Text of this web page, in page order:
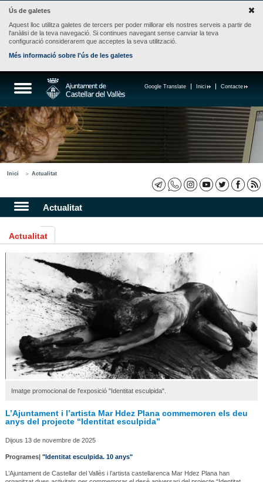
Ús de galetes
Aquest lloc utilitza galetes de tercers per poder millorar els nostres serveis a partir de
l'anàlisi de la teva navegació. Si continues navegant sense canviar la teva
configuració considerarem que acceptes la seva utilització.
Més informació sobre l'ús de les galetes
Contacte
Inici
Google Translate
Inici Actualitat
Actualitat
Actualitat
Imatge promocional de l'exposició "Identitat esculpida".
L’Ajuntament i l’artista Mar Hdez Plana commemoren els deu
anys del projecte “Identitat esculpida”
Dijous 13 de novembre de 2025
Programes| "Identitat esculpida. 10 anys"
L’Ajuntament de Castellar del Vallès i l’artista castellarenca Mar Hdez Plana han